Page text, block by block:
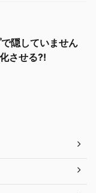
隠していません
させる?!